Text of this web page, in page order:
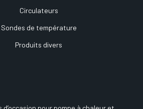
Circulateurs
Sondes de température
Produits divers